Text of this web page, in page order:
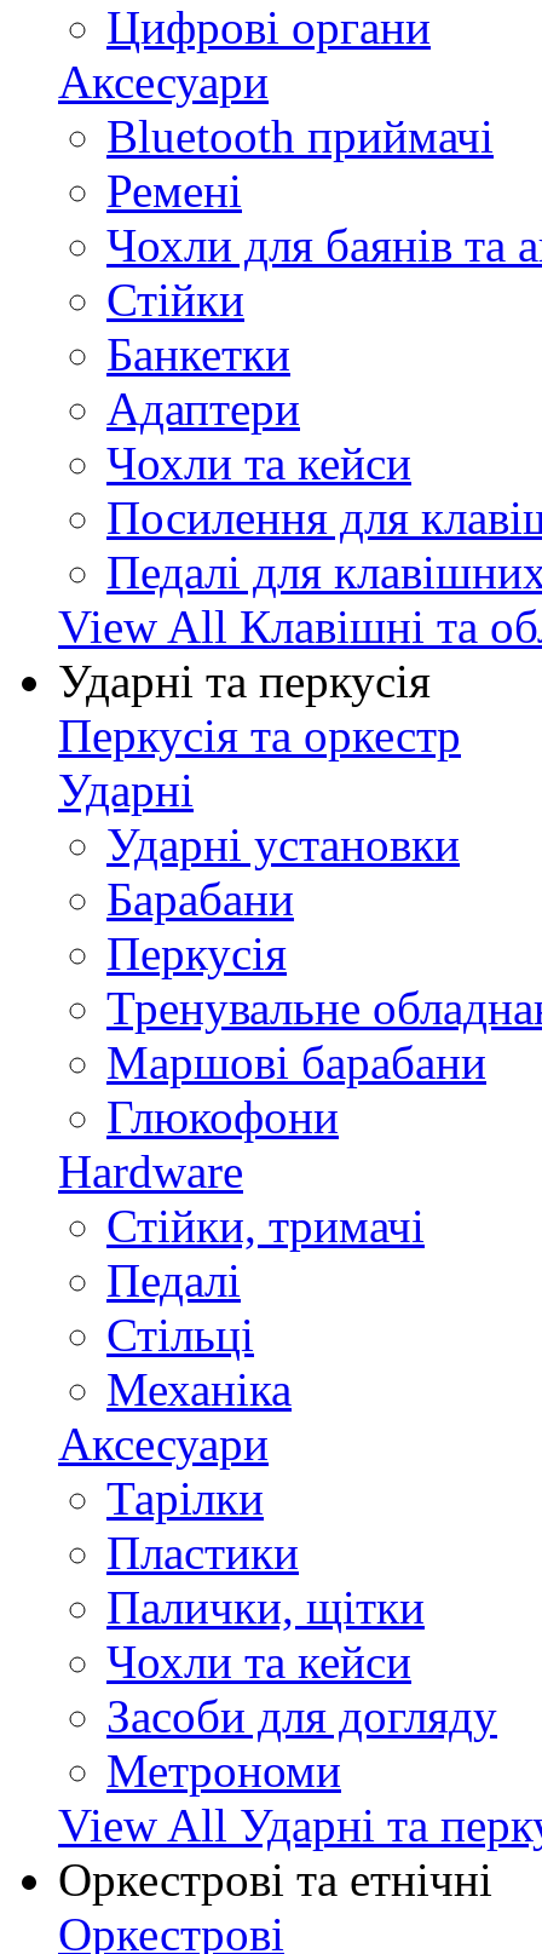
Цифрові органи
Аксесуари
Bluetooth приймачі
Ремені
Чохли для баянів та
Стійки
Банкетки
Адаптери
Чохли та кейси
Посилення для
Педалі для
View All Клавішні та
Ударні та перкусія
Перкусія та оркестр
Ударні
Ударні установки
Барабани
Перкусія
Тренувальне
Маршові барабани
Глюкофони
Hardware
Стійки, тримачі
Педалі
Стільці
Механіка
Аксесуари
Тарілки
Пластики
Палички, щітки
Чохли та кейси
Засоби для догляду
Метрономи
View All Ударні та
Оркестрові та етнічні
Оркестрові